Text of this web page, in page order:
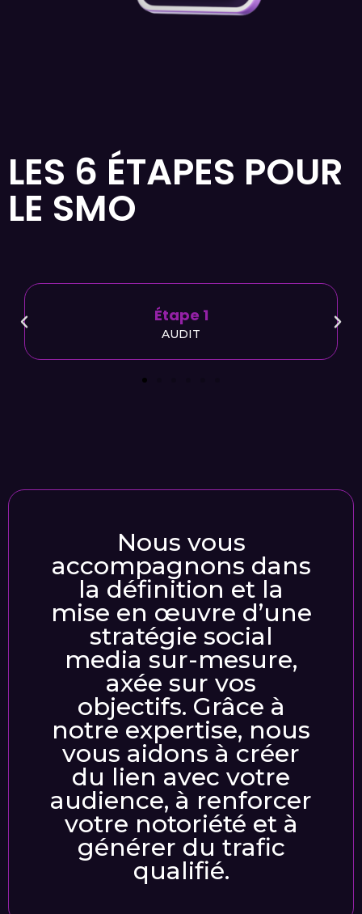
LES 6 ÉTAPES POUR
LE SMO
PRÉCONISATIONS
Nous vous
accompagnons dans
la définition et la
mise en œuvre d’une
stratégie social
media sur-mesure,
axée sur vos
objectifs. Grâce à
notre expertise, nous
vous aidons à créer
du lien avec votre
audience, à renforcer
votre notoriété et à
générer du trafic
qualifié.